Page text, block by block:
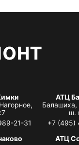
21-31
АТЦ
Балашиха,
ш.
+7 (495)
АТЦ